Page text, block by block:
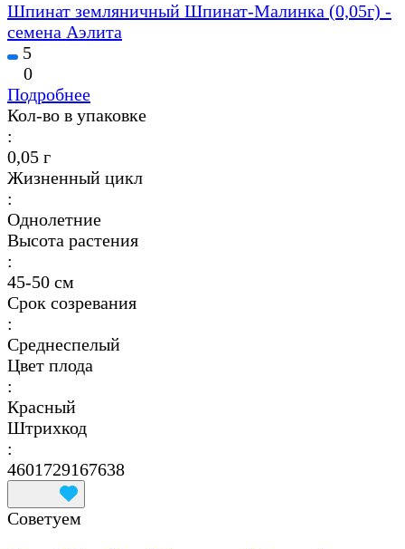
Шпинат земляничный Шпинат-Малинка (0,05г) -
семена Аэлита
5
0
Подробнее
Кол-во в упаковке
:
0,05 г
Жизненный цикл
:
Однолетние
Высота растения
:
45-50 см
Срок созревания
:
Среднеспелый
Цвет плода
:
Красный
Штрихкод
:
4601729167638
Советуем